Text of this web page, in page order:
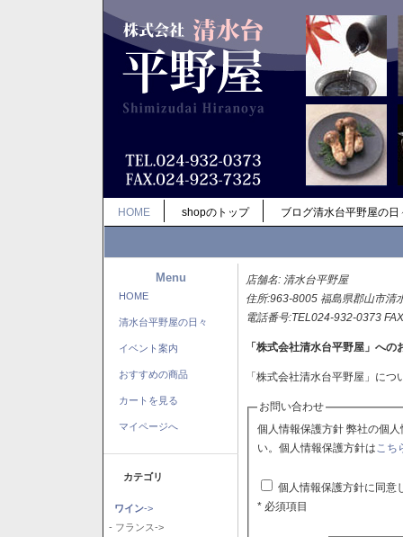
HOME shopのトップ ブログ清水台平野屋の日
Menu
HOME
清水台平野屋の日々
イベント案内
おすすめの商品
カートを見る
マイページへ
カテゴリ
ワイン->
- フランス->
店舗名: 清水台平野屋
住所:963-8005 福島県郡山市清
電話番号:TEL024-932-0373
「株式会社清水台平野屋」への
「株式会社清水台平野屋」に
お問い合わせ
個人情報保護方針 弊社の個人情報保護方針に同意される場合はチェックボックスをクリックしてくださ
い。個人情報保護方針はこち
個人情報保護方針に同意
* 必須項目